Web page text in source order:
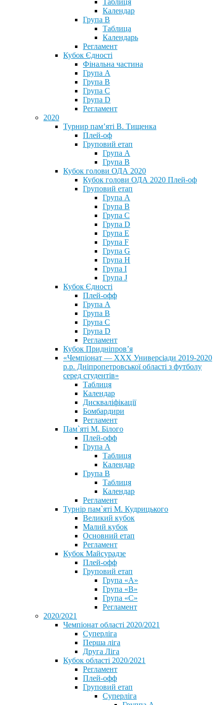
Таблиця
Календар
Група В
Таблица
Календарь
Регламент
Кубок Єдності
Фінальна частина
Група А
Група В
Група С
Група D
Регламент
2020
Турнир пам’яті В. Тищенка
Плей-оф
Груповий етап
Група А
Група В
Кубок голови ОДА 2020
Кубок голови ОДА 2020 Плей-оф
Груповий етап
Група A
Група B
Група C
Група D
Група E
Група F
Група G
Група H
Група I
Група J
Кубок Єдності
Плей-офф
Група А
Група В
Група С
Група D
Регламент
Кубок Придніпров’я
«Чемпіонат — ХХХ Универсіади 2019-2020
р.р. Дніпропетровської області з футболу
серед студентів»
Таблиця
Календар
Дискваліфікації
Бомбардири
Регламент
Пам`яті М. Білого
Плей-офф
Група А
Таблиця
Календар
Група В
Таблиця
Календар
Регламент
Турнір пам`яті М. Кудрицького
Великий кубок
Малий кубок
Основний етап
Регламент
Кубок Майсурадзе
Плей-офф
Груповий етап
Група «А»
Група «B»
Група «C»
Регламент
2020/2021
Чемпіонат області 2020/2021
Суперліга
Перша ліга
Друга Ліга
Кубок області 2020/2021
Регламент
Плей-офф
Груповий етап
Суперліга